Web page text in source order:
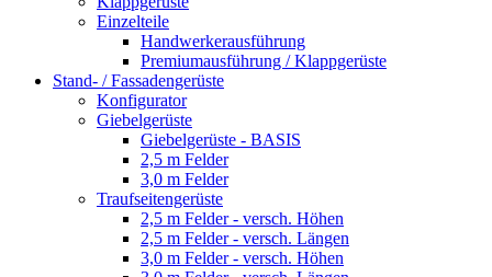
Einzelteile
Handwerkerausführung
Premiumausführung / Klappgerüste
Stand- / Fassadengerüste
Konfigurator
Giebelgerüste
Giebelgerüste - BASIS
2,5 m Felder
3,0 m Felder
Traufseitengerüste
2,5 m Felder - versch. Höhen
2,5 m Felder - versch. Längen
3,0 m Felder - versch. Höhen